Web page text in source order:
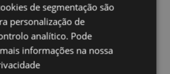
Produto
Largura 6cm Profundidade
de segmentação são
personalização de
analítico. Pode
informações na nossa